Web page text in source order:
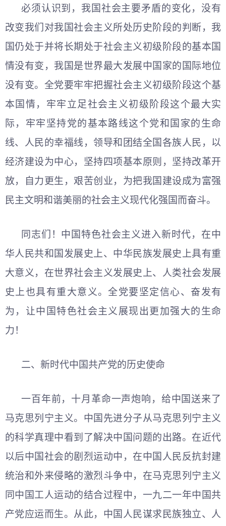
必须认识到，我国社会主要矛盾的变化，没有
改变我们对我国社会主义所处历史阶段的判断，我
国仍处于并将长期处于社会主义初级阶段的基本国
情没有变，我国是世界最大发展中国家的国际地位
没有变。全党要牢牢把握社会主义初级阶段这个基
本国情，牢牢立足社会主义初级阶段这个最大实
际，牢牢坚持党的基本路线这个党和国家的生命
线、人民的幸福线，领导和团结全国各族人民，以
经济建设为中心，坚持四项基本原则，坚持改革开
放，自力更生，艰苦创业，为把我国建设成为富强
民主文明和谐美丽的社会主义现代化强国而奋斗。
同志们！中国特色社会主义进入新时代，在中
华人民共和国发展史上、中华民族发展史上具有重
大意义，在世界社会主义发展史上、人类社会发展
史上也具有重大意义。全党要坚定信心、奋发有
为，让中国特色社会主义展现出更加强大的生命
力！
二、新时代中国共产党的历史使命
一百年前，十月革命一声炮响，给中国送来了
马克思列宁主义。中国先进分子从马克思列宁主义
的科学真理中看到了解决中国问题的出路。在近代
以后中国社会的剧烈运动中，在中国人民反抗封建
统治和外来侵略的激烈斗争中，在马克思列宁主义
同中国工人运动的结合过程中，一九二一年中国共
产党应运而生。从此，中国人民谋求民族独立、人